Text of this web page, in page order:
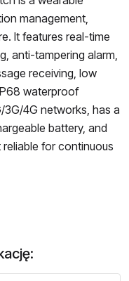
management,
It features real-time
anti-tampering alarm,
receiving, low
waterproof
4G networks, has a
battery, and
for continuous